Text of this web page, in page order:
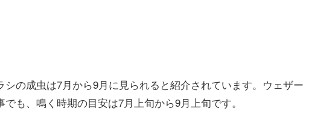
の成虫は7月から9月に見られると紹介されています。ウェザー
も、鳴く時期の目安は7月上旬から9月上旬です。